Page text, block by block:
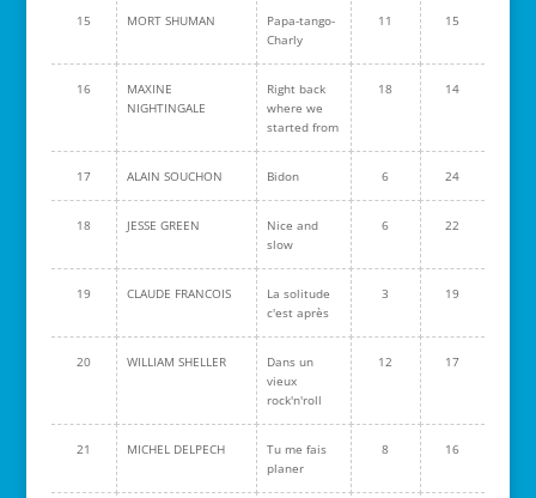
15 MORT SHUMAN
Papa-tango-
Charly
11 15
16
MAXINE
NIGHTINGALE
Right back
where we
started from
18 14
17 ALAIN SOUCHON Bidon 6 24
18 JESSE GREEN
Nice and
slow
6 22
19 CLAUDE FRANCOIS
La solitude
c'est après
3 19
20 WILLIAM SHELLER
Dans un
vieux
rock'n'roll
12 17
21 MICHEL DELPECH
Tu me fais
planer
8 16